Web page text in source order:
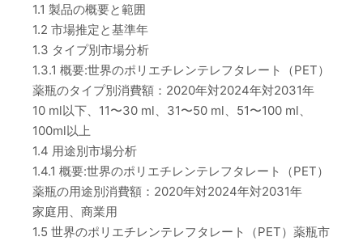
1.1 製品の概要と範囲
1.2 市場推定と基準年
1.3 タイプ別市場分析
1.3.1 概要:世界のポリエチレンテレフタレート（PET）
薬瓶のタイプ別消費額：2020年対2024年対2031年
10 ml以下、11〜30 ml、31〜50 ml、51〜100 ml、
100ml以上
1.4 用途別市場分析
1.4.1 概要:世界のポリエチレンテレフタレート（PET）
薬瓶の用途別消費額：2020年対2024年対2031年
家庭用、商業用
1.5 世界のポリエチレンテレフタレート（PET）薬瓶市